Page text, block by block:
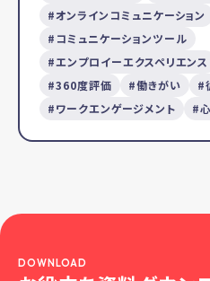
オンラインコミュニケーション
コミュニケーションツール
エンプロイーエクスペリエンス
360度評価
働きがい
ワークエンゲージメント
DOWNLOAD